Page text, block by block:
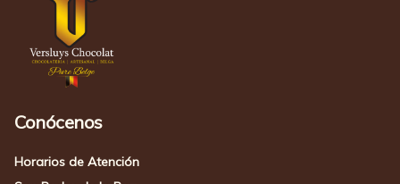
Conócenos
Horarios de Atención